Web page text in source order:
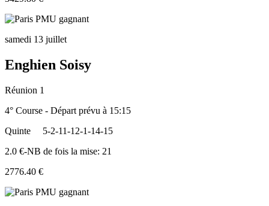
samedi 13 juillet
Enghien Soisy
Réunion 1
4° Course - Départ prévu à 15:15
Quinte
5-2-11-12-1-14-15
2.0 €-NB de fois la mise: 21
2776.40 €